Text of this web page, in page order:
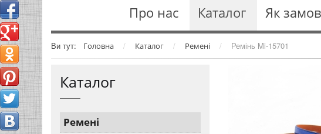
Про нас Каталог Як
Ви тут: Головна / Каталог / Ремені / Ремінь Mi-15701
Каталог
Ремені